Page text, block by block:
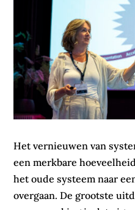
Het vernieuwen van
een merkbare
het oude systeem naar
overgaan. De grootste